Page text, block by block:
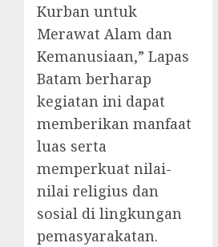
Kurban untuk
Merawat Alam dan
Kemanusiaan,” Lapas
Batam berharap
kegiatan ini dapat
memberikan manfaat
luas serta
memperkuat nilai-
nilai religius dan
sosial di lingkungan
pemasyarakatan.